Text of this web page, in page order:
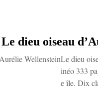
dieu oiseau
Le dieu
inéo 333
e île. Dix